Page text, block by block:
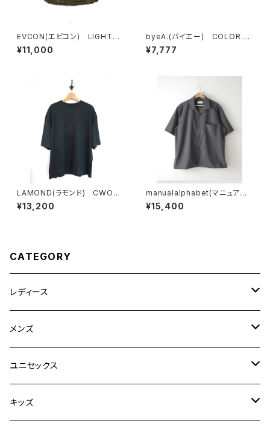
EVCON(エビコン) LIGHTW
EIGHT NYLON SHOULDER
BAG
¥11,000
byeA.(バイエー) COLOR C
AP
¥7,777
LAMOND(ラモンド) CWOO
L TEE
¥13,200
manualalphabet(マニュアル
アルファベット) DRY TROPI
CAL OPEN COLLAR SHIRT
¥15,400
CATEGORY
レディース
CLANE
TOPS
BOTTOMS
TEN.
ETRE TOKYO
メンズ
FUJITO
TOPS
CURLY
ユニセックス
20/80
キッズ